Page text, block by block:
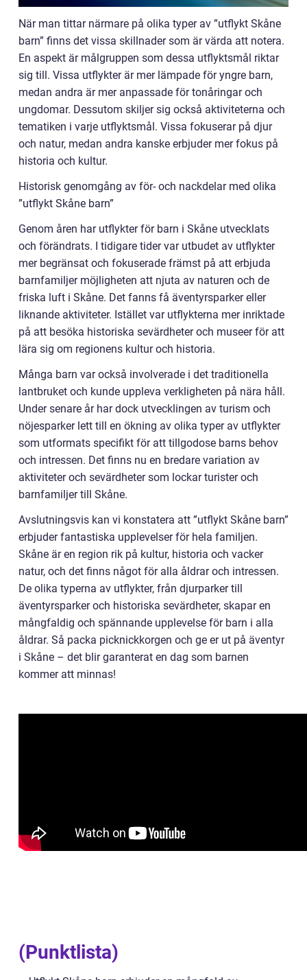
När man tittar närmare på olika typer av ”utflykt Skåne
barn” finns det vissa skillnader som är värda att notera.
En aspekt är målgruppen som dessa utflyktsmål riktar
sig till. Vissa utflykter är mer lämpade för yngre barn,
medan andra är mer anpassade för tonåringar och
ungdomar. Dessutom skiljer sig också aktiviteterna och
tematiken i varje utflyktsmål. Vissa fokuserar på djur
och natur, medan andra kanske erbjuder mer fokus på
historia och kultur.
Historisk genomgång av för- och nackdelar med olika
”utflykt Skåne barn”
Genom åren har utflykter för barn i Skåne utvecklats
och förändrats. I tidigare tider var utbudet av utflykter
mer begränsat och fokuserade främst på att erbjuda
barnfamiljer möjligheten att njuta av naturen och de
friska luft i Skåne. Det fanns få äventyrsparker eller
liknande aktiviteter. Istället var utflykterna mer inriktade
på att besöka historiska sevärdheter och museer för att
lära sig om regionens kultur och historia.
Många barn var också involverade i det traditionella
lantbruket och kunde uppleva verkligheten på nära håll.
Under senare år har dock utvecklingen av turism och
nöjesparker lett till en ökning av olika typer av utflykter
som utformats specifikt för att tillgodose barns behov
och intressen. Det finns nu en bredare variation av
aktiviteter och sevärdheter som lockar turister och
barnfamiljer till Skåne.
Avslutningsvis kan vi konstatera att ”utflykt Skåne barn”
erbjuder fantastiska upplevelser för hela familjen.
Skåne är en region rik på kultur, historia och vacker
natur, och det finns något för alla åldrar och intressen.
De olika typerna av utflykter, från djurparker till
äventyrsparker och historiska sevärdheter, skapar en
mångfaldig och spännande upplevelse för barn i alla
åldrar. Så packa picknickkorgen och ge er ut på äventyr
i Skåne – det blir garanterat en dag som barnen
kommer att minnas!
(Punktlista)